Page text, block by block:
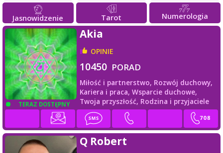
Jasnowidzenie Tarot Numerologia
TERAZ DOSTĘPNY
Akia
OPINIE
10450 PORAD
Miłość i partnerstwo, Rozwój duchowy,
Kariera i praca, Wsparcie duchowe,
Twoja przyszłość, Rodzina i przyjaciele
Q Robert